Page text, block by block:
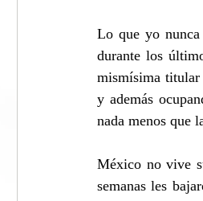
Lo que yo
durante los
mismísima titular
y además
nada menos que
México no vive
semanas les